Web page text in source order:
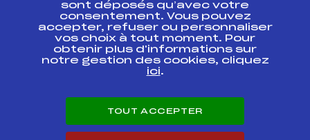
Antidopage
Pôle Développement, Formation, Suivi
Scientifique
Listes ministérielles
Pôle vie de l’athlète
Carrières
sont déposés qu’avec votre
consentement. Vous pouvez
accepter, refuser ou personnaliser
vos choix à tout moment. Pour
obtenir plus d'informations sur
notre gestion des cookies, cliquez
ici.
TOUT ACCEPTER